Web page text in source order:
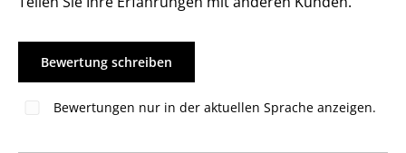
Bewertung schreiben
Bewertungen nur in der aktuellen Sprache anzeigen.